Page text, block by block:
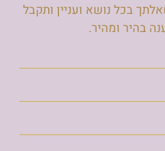
בכל נושא ועניין ותקבל
בהיר ומהיר.